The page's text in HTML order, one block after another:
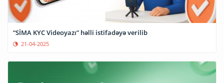
“SİMA KYC Videoyazı” həlli istifadəyə verilib
21-04-2025